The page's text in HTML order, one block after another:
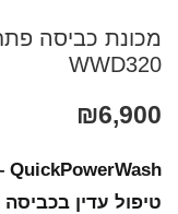
WWD320
₪6,900
QuickPowerWash – כביסה עוצמתית מהירה